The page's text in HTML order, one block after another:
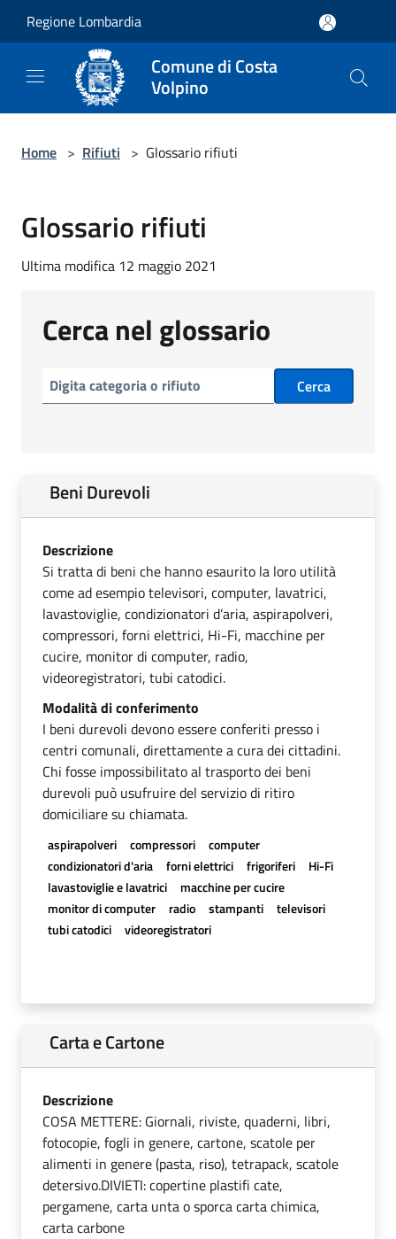
Regione Lombardia
Comune di Costa
Volpino
Home > Rifiuti > Glossario rifiuti
Glossario rifiuti
Ultima modifica 12 maggio 2021
Cerca nel glossario
Cerca
Beni Durevoli
Descrizione
Si tratta di beni che hanno esaurito la loro utilità
come ad esempio televisori, computer, lavatrici,
lavastoviglie, condizionatori d’aria, aspirapolveri,
compressori, forni elettrici, Hi-Fi, macchine per
cucire, monitor di computer, radio,
videoregistratori, tubi catodici.
Modalità di conferimento
I beni durevoli devono essere conferiti presso i
centri comunali, direttamente a cura dei cittadini.
Chi fosse impossibilitato al trasporto dei beni
durevoli può usufruire del servizio di ritiro
domiciliare su chiamata.
aspirapolveri compressori
computer
condizionatori d'aria
forni elettrici frigoriferi
Hi-Fi
lavastoviglie e lavatrici
macchine per cucire
monitor di computer
radio stampanti
televisori
tubi catodici
videoregistratori
Carta e Cartone
Descrizione
COSA METTERE: Giornali, riviste, quaderni, libri,
fotocopie, fogli in genere, cartone, scatole per
alimenti in genere (pasta, riso), tetrapack, scatole
detersivo.DIVIETI: copertine plastifi cate,
pergamene, carta unta o sporca carta chimica,
carta carbone